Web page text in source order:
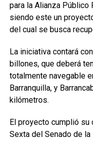
para la Alianza Público
siendo este un
del cual se busca
La iniciativa contará
billones, que deberá
totalmente navegable
Barranquilla, y
kilómetros.
El proyecto cumplió su
Sexta del Senado de